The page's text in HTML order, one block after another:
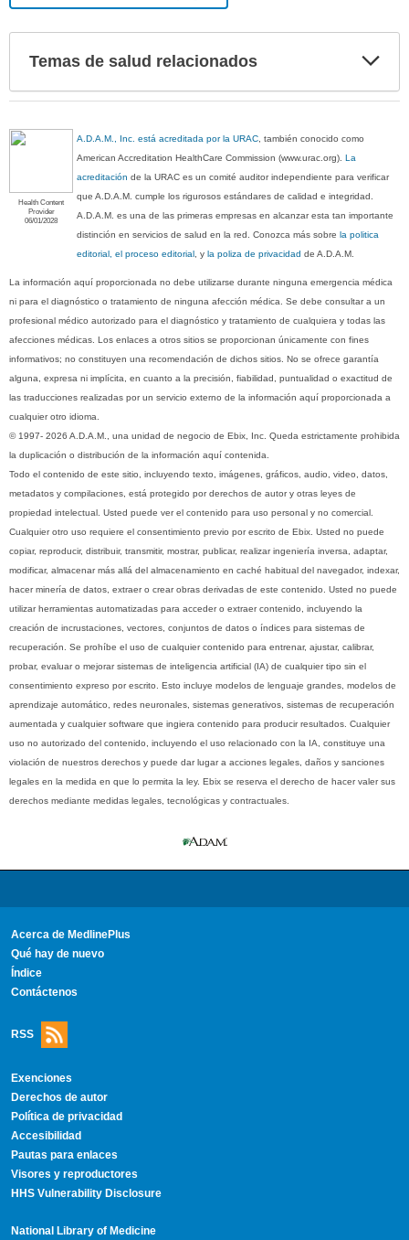
Temas de salud relacionados
Health Content
Provider
06/01/2028
A.D.A.M., Inc. está acreditada por la URAC , también conocido como
American Accreditation HealthCare Commission (www.urac.org).La
acreditación de la URAC es un comité auditor independiente para verificar
que A.D.A.M. cumple los rigurosos estándares de calidad e integridad.
A.D.A.M. es una de las primeras empresas en alcanzar esta tan importante
distinción en servicios de salud en la red. Conozca más sobrela politica
editorial, el proceso editorial , yla poliza de privacidad de A.D.A.M.
La información aquí proporcionada no debe utilizarse durante ninguna emergencia médica
ni para el diagnóstico o tratamiento de ninguna afección médica. Se debe consultar a un
profesional médico autorizado para el diagnóstico y tratamiento de cualquiera y todas las
afecciones médicas. Los enlaces a otros sitios se proporcionan únicamente con fines
informativos; no constituyen una recomendación de dichos sitios. No se ofrece garantía
alguna, expresa ni implícita, en cuanto a la precisión, fiabilidad, puntualidad o exactitud de
las traducciones realizadas por un servicio externo de la información aquí proporcionada a
cualquier otro idioma.
© 1997- 2026 A.D.A.M., una unidad de negocio de Ebix, Inc. Queda estrictamente prohibida
la duplicación o distribución de la información aquí contenida.
Todo el contenido de este sitio, incluyendo texto, imágenes, gráficos, audio, video, datos,
metadatos y compilaciones, está protegido por derechos de autor y otras leyes de
propiedad intelectual. Usted puede ver el contenido para uso personal y no comercial.
Cualquier otro uso requiere el consentimiento previo por escrito de Ebix. Usted no puede
copiar, reproducir, distribuir, transmitir, mostrar, publicar, realizar ingeniería inversa, adaptar,
modificar, almacenar más allá del almacenamiento en caché habitual del navegador, indexar,
hacer minería de datos, extraer o crear obras derivadas de este contenido. Usted no puede
utilizar herramientas automatizadas para acceder o extraer contenido, incluyendo la
creación de incrustaciones, vectores, conjuntos de datos o índices para sistemas de
recuperación. Se prohíbe el uso de cualquier contenido para entrenar, ajustar, calibrar,
probar, evaluar o mejorar sistemas de inteligencia artificial (IA) de cualquier tipo sin el
consentimiento expreso por escrito. Esto incluye modelos de lenguaje grandes, modelos de
aprendizaje automático, redes neuronales, sistemas generativos, sistemas de recuperación
aumentada y cualquier software que ingiera contenido para producir resultados. Cualquier
uso no autorizado del contenido, incluyendo el uso relacionado con la IA, constituye una
violación de nuestros derechos y puede dar lugar a acciones legales, daños y sanciones
legales en la medida en que lo permita la ley. Ebix se reserva el derecho de hacer valer sus
derechos mediante medidas legales, tecnológicas y contractuales.
Acerca de MedlinePlus
Qué hay de nuevo
Índice
Contáctenos
RSS
Exenciones
Derechos de autor
Política de privacidad
Accesibilidad
Pautas para enlaces
Visores y reproductores
HHS Vulnerability Disclosure
National Library of Medicine